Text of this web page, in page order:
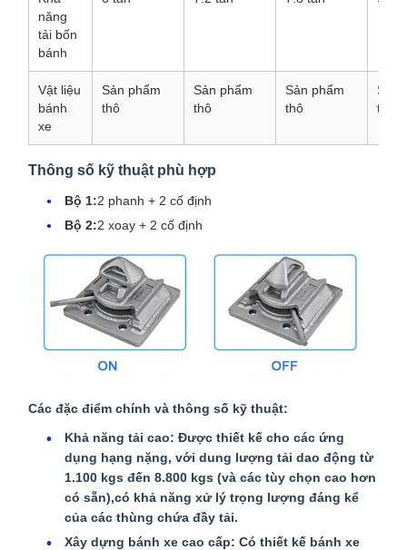
năng
tải bốn
bánh
Vật liệu
bánh
xe
Sản phẩm
thô
Sản phẩm
thô
Sản phẩm
thô
Sản
thô
Thông số kỹ thuật phù hợp
Bộ 1:2 phanh + 2 cố định
Bộ 2:2 xoay + 2 cố định
Các đặc điểm chính và thông số kỹ thuật:
Khả năng tải cao: Được thiết kế cho các ứng
dụng hạng nặng, với dung lượng tải dao động từ
1.100 kgs đến 8.800 kgs (và các tùy chọn cao hơn
có sẵn),có khả năng xử lý trọng lượng đáng kể
của các thùng chứa đầy tải.
Xây dựng bánh xe cao cấp: Có thiết kế bánh xe